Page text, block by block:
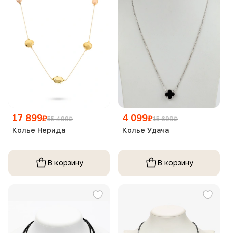
17 899₽55 499₽
Колье Нерида
В корзину
4 099₽15 699₽
Колье Удача
В корзину